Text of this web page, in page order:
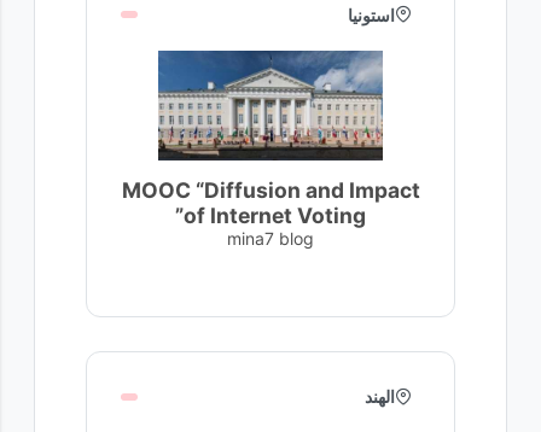
استونيا
MOOC “Diffusion and Impact
of Internet Voting”
mina7 blog
الهند